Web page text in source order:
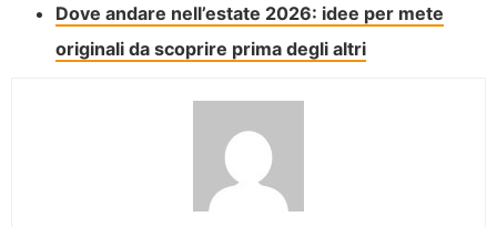
Dove andare nell’estate 2026: idee per mete
originali da scoprire prima degli altri